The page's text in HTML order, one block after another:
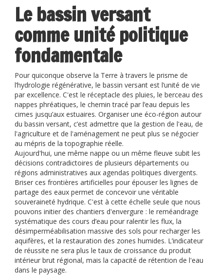
Le bassin versant
comme unité politique
fondamentale
Pour quiconque observe la Terre à travers le prisme de
l’hydrologie régénérative, le bassin versant est l’unité de vie
par excellence. C'est le réceptacle des pluies, le berceau des
nappes phréatiques, le chemin tracé par l’eau depuis les
cimes jusqu’aux estuaires. Organiser une éco-région autour
du bassin versant, c’est admettre que la gestion de l'eau, de
l'agriculture et de l'aménagement ne peut plus se négocier
au mépris de la topographie réelle.
Aujourd'hui, une même nappe ou un même fleuve subit les
décisions contradictoires de plusieurs départements ou
régions administratives aux agendas politiques divergents.
Briser ces frontières artificielles pour épouser les lignes de
partage des eaux permet de concevoir une véritable
souveraineté hydrique. C'est à cette échelle seule que nous
pouvons initier des chantiers d'envergure : le reméandrage
systématique des cours d’eau pour ralentir les flux, la
désimperméabilisation massive des sols pour recharger les
aquifères, et la restauration des zones humides. L’indicateur
de réussite ne sera plus le taux de croissance du produit
intérieur brut régional, mais la capacité de rétention de l'eau
dans le paysage.